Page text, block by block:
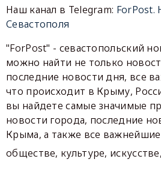
Наш канал в Telegram: ForPost.
Севастополя
"ForPost" - севастопольский
можно найти не только
последние новости дня, все
что происходит в Крыму,
вы найдете самые значимые
новости города, последние
Крыма, а также все
обществе, культуре,